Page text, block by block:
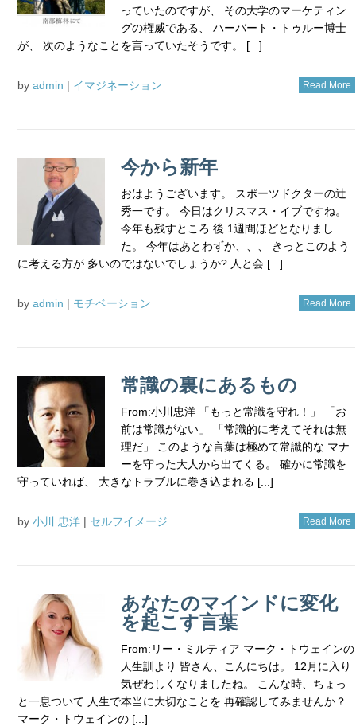
っていたのですが、 その大学のマーケティン
グの権威である、 ハーバート・トゥルー博士
が、 次のようなことを言っていたそうです。 [...]
by admin | イマジネーション Read More
今から新年
おはようございます。 スポーツドクターの辻
秀一です。 今日はクリスマス・イブですね。
今年も残すところ 後 1週間ほどとなりまし
た。 今年はあとわずか、、、 きっとこのよう
に考える方が 多いのではないでしょうか? 人と会 [...]
by admin | モチベーション Read More
常識の裏にあるもの
From:小川忠洋 「もっと常識を守れ！」 「お
前は常識がない」 「常識的に考えてそれは無
理だ」 このような言葉は極めて常識的な マナ
ーを守った大人から出てくる。 確かに常識を
守っていれば、 大きなトラブルに巻き込まれる [...]
by 小川 忠洋 | セルフイメージ Read More
あなたのマインドに変化
を起こす言葉
From:リー・ミルティア マーク・トウェインの
人生訓より 皆さん、こんにちは。 12月に入り
気ぜわしくなりましたね。 こんな時、ちょっ
と一息ついて 人生で本当に大切なことを 再確認してみませんか？
マーク・トウェインの [...]